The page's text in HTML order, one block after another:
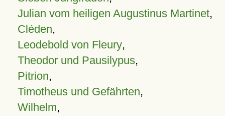
Julian vom heiligen Augustinus Martinet,
Cléden,
Leodebold von Fleury,
Theodor und Pausilypus,
Pitrion,
Timotheus und Gefährten,
Wilhelm,